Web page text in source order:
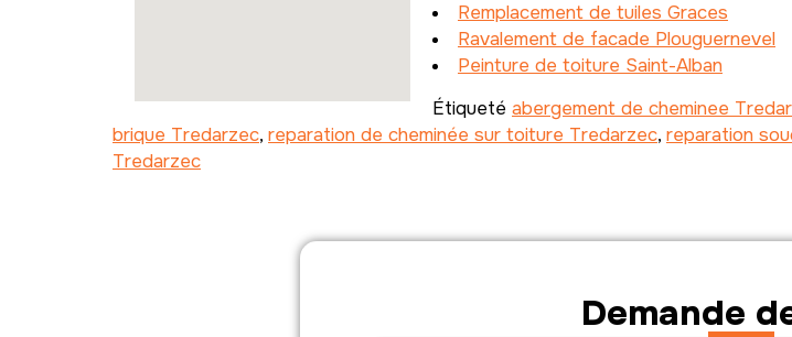
Remplacement de tuiles Graces
Ravalement de facade Plouguernevel
Peinture de toiture Saint-Alban
Étiqueté abergement de cheminee
brique Tredarzec, reparation de cheminée sur toiture Tredarzec, reparation
Tredarzec
Demande